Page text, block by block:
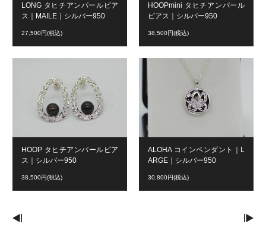
LONG タヒチアンパールピア
ス｜MAILE｜シルバー950
27,500円(税込)
HOOP タヒチアンパールピア
ス｜シルバー950
38,500円(税込)
HOOPmini タヒチアンパール
ピアス｜シルバー950
38,500円(税込)
ALOHA コインペンダント｜L
ARGE｜シルバー950
30,800円(税込)